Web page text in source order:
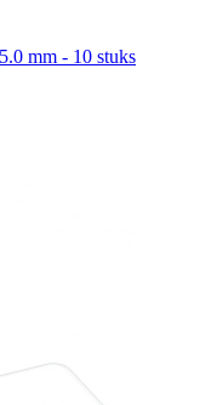
mm - 10 stuks